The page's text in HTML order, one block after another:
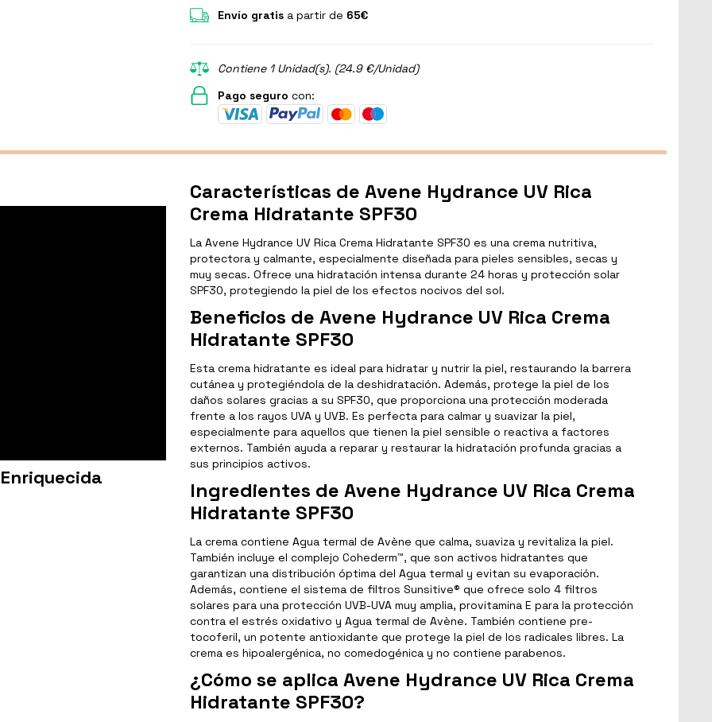
Envío gratis a partir de 65€
Contiene 1 Unidad(s). (24.9 €/Unidad)
Pago seguro con:
Características de Avene Hydrance UV Rica
Crema Hidratante SPF30
La Avene Hydrance UV Rica Crema Hidratante SPF30 es una crema nutritiva,
protectora y calmante, especialmente diseñada para pieles sensibles, secas y
muy secas. Ofrece una hidratación intensa durante 24 horas y protección solar
SPF30, protegiendo la piel de los efectos nocivos del sol.
Beneficios de Avene Hydrance UV Rica Crema
Hidratante SPF30
Esta crema hidratante es ideal para hidratar y nutrir la piel, restaurando la barrera
cutánea y protegiéndola de la deshidratación. Además, protege la piel de los
daños solares gracias a su SPF30, que proporciona una protección moderada
frente a los rayos UVA y UVB. Es perfecta para calmar y suavizar la piel,
especialmente para aquellos que tienen la piel sensible o reactiva a factores
externos. También ayuda a reparar y restaurar la hidratación profunda gracias a
sus principios activos.
Ingredientes de Avene Hydrance UV Rica Crema
Hidratante SPF30
La crema contiene Agua termal de Avène que calma, suaviza y revitaliza la piel.
También incluye el complejo Cohederm™, que son activos hidratantes que
garantizan una distribución óptima del Agua termal y evitan su evaporación.
Además, contiene el sistema de filtros Sunsitive® que ofrece solo 4 filtros
solares para una protección UVB-UVA muy amplia, provitamina E para la protección
contra el estrés oxidativo y Agua termal de Avène. También contiene pre-
tocoferil, un potente antioxidante que protege la piel de los radicales libres. La
crema es hipoalergénica, no comedogénica y no contiene parabenos.
¿Cómo se aplica Avene Hydrance UV Rica Crema
Hidratante SPF30?